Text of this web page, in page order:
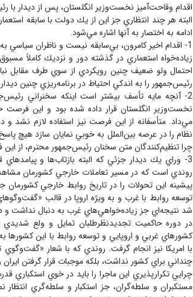
اقدام وقاحت‌آميز نخست‌وزير انگلستان، پس از ديدار
البته هر چند انتظاري جز اين از يك دولت با سابقه
ادامه به اختصار به آنها اشاره مي‌شود.
1- اقدام اخير كامرون، بي‌سابقه نيست و ناظران
زياده‌خواه استعماري در گذشته دور و نزديك كاملاً
احتمال ولو ضعيف چنين رويكردي از سوي طرف مقابل
رئيس‌جمهور را به اندكي احتياط در برنامه‌ريزي چنين
2- آنچه مايه تأسف بيشتر است اينكه سخنراني
نخست‌وزير انگلستان قرار داده شده بود و اين
مي‌داد. متأسفانه از اين فرصت نيز استفاده لازم نشد
نظام را در عرصه بين‌الملل به خوبي نمايان سازد هيچ
چرا تنظيم‌كنندگان متن سخنان رئيس‌جمهور محترم، از
3- وراي يك ديدار جزئي كه البته بازتاب‌ها و
روندي است كه در مسير تعاملات خارجي كشورمان
توسعه روابط با غرب و به ويژه اروپا در قالب
شد نتيجه‌اي جز زياده‌خواهي‌هاي غرب به دنبال نداشت و
در دوره حاكميت تجديدنظرطلبان تمايل و ولع
كشور‌هاي غربي و اروپايي و توسعه روابط با اين
با امريكا نيز انجام گرفت. روندي كه با شعار
چنداني براي كشور نداشت، بلكه موجبات قرار گرفتن
چرايي تكرارپذيري اين ماجرا را بايد در خوي
مستكبران و سلطه‌گران، جز استكبار و سلطه‌گري